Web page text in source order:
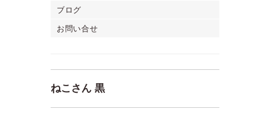
ブログ
お問い合せ
ねこさん 黒